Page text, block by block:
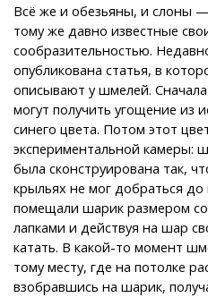
Всё же и обезьяны, и слоны
тому же давно известные
сообразительностью.
опубликована статья, в
описывают у шмелей.
могут получить угощение из
синего цвета. Потом этот
экспериментальной камеры:
была сконструирована так,
крыльях не мог добраться до
помещали шарик размером
лапками и действуя на шар
катать. В какой-то момент
тому месту, где на потолке
взобравшись на шарик,